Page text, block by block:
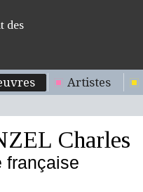
des
Artistes
Charles
française